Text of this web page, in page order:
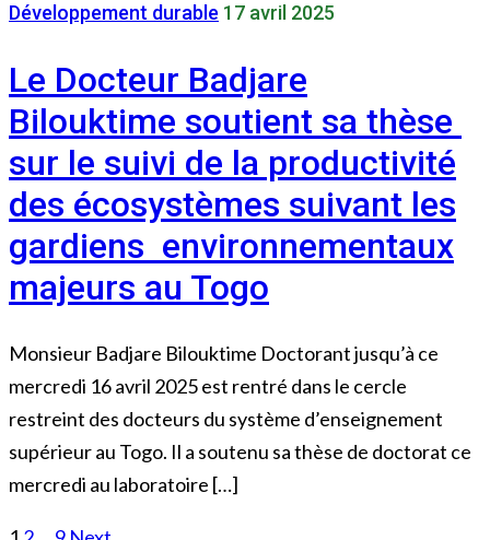
Développement durable 17 avril 2025
Le Docteur Badjare
Bilouktime soutient sa thèse
sur le suivi de la productivité
des écosystèmes suivant les
gardiens environnementaux
majeurs au Togo
Monsieur Badjare Bilouktime Doctorant jusqu’à ce
mercredi 16 avril 2025 est rentré dans le cercle
restreint des docteurs du système d’enseignement
supérieur au Togo. Il a soutenu sa thèse de doctorat ce
mercredi au laboratoire […]